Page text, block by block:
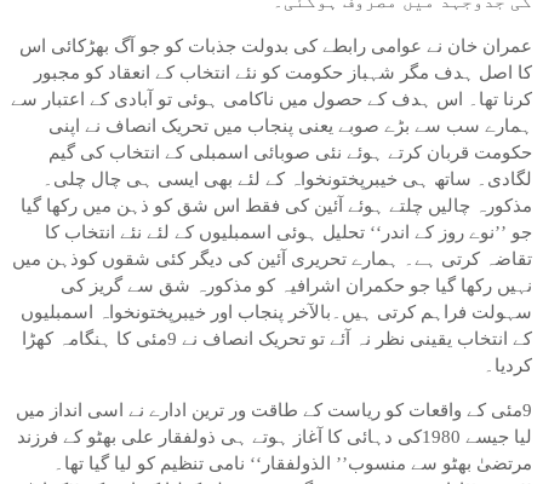
عمران خان نے عوامی رابطے کی بدولت جذبات کو جو آگ بھڑکائی اس
کا اصل ہدف مگر شہباز حکومت کو نئے انتخاب کے انعقاد کو مجبور
کرنا تھا۔ اس ہدف کے حصول میں ناکامی ہوئی تو آبادی کے اعتبار سے
ہمارے سب سے بڑے صوبے یعنی پنجاب میں تحریک انصاف نے اپنی
حکومت قربان کرتے ہوئے نئی صوبائی اسمبلی کے انتخاب کی گیم
لگادی۔ ساتھ ہی خیبرپختونخواہ کے لئے بھی ایسی ہی چال چلی۔
مذکورہ چالیں چلتے ہوئے آئین کی فقط اس شق کو ذہن میں رکھا گیا
جو ’’نوے روز کے اندر‘‘ تحلیل ہوئی اسمبلیوں کے لئے نئے انتخاب کا
تقاضہ کرتی ہے۔ ہمارے تحریری آئین کی دیگر کئی شقوں کوذہن میں
نہیں رکھا گیا جو حکمران اشرافیہ کو مذکورہ شق سے گریز کی
سہولت فراہم کرتی ہیں۔بالآخر پنجاب اور خیبرپختونخواہ اسمبلیوں
کے انتخاب یقینی نظر نہ آئے تو تحریک انصاف نے 9مئی کا ہنگامہ کھڑا
کردیا۔
9مئی کے واقعات کو ریاست کے طاقت ور ترین ادارے نے اسی انداز میں
لیا جیسے 1980کی دہائی کا آغاز ہوتے ہی ذولفقار علی بھٹو کے فرزند
مرتضیٰ بھٹو سے منسوب’’ الذولفقار‘‘ نامی تنظیم کو لیا گیا تھا۔